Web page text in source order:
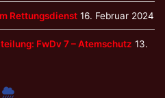
Rettungsdienst 16. Februar 2024
FwDv 7 – Atemschutz 13.